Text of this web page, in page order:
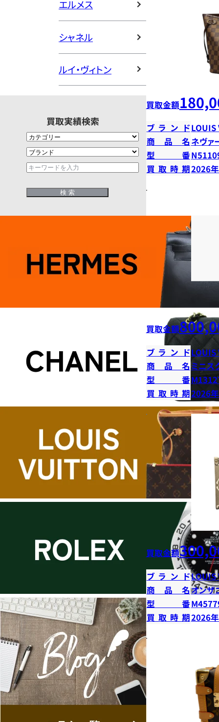
エルメス
シャネル
ルイ・ヴィトン
買取実績検索
買取金額
ブランドLOUIS
商品名 ネヴァ
型番
買取時期2026
買取金額
ブランドLOUIS
商品名ミニス
型番
買取時期2026
買取金額
ブランドLOUIS
商品名オンザ
型番
買取時期2026